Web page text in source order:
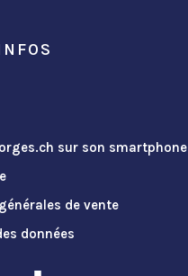
sur son smartphone
de vente
données